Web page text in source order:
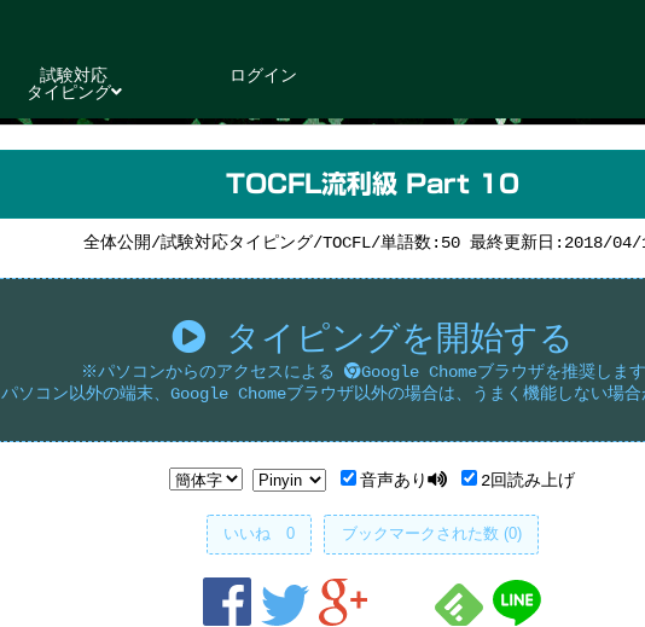
試験対応
タイピング
ログイン
TOCFL流利級 Part 10
全体公開/試験対応タイピング/TOCFL/単語数:50 最終更新日:2018/04/
タイピングを開始する
※パソコンからのアクセスによる
Google Chomeブラウザを推奨します
パソコン以外の端末、Google Chomeブラウザ以外の場合は、うまく機能しない場合
音声あり 2回読み上げ
いいね 0 ブックマークされた数 (0)